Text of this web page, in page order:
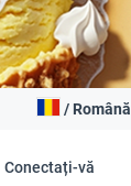
/ Română
Conectați-vă